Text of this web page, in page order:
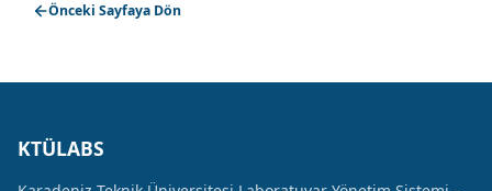
Önceki Sayfaya Dön
KTÜLABS